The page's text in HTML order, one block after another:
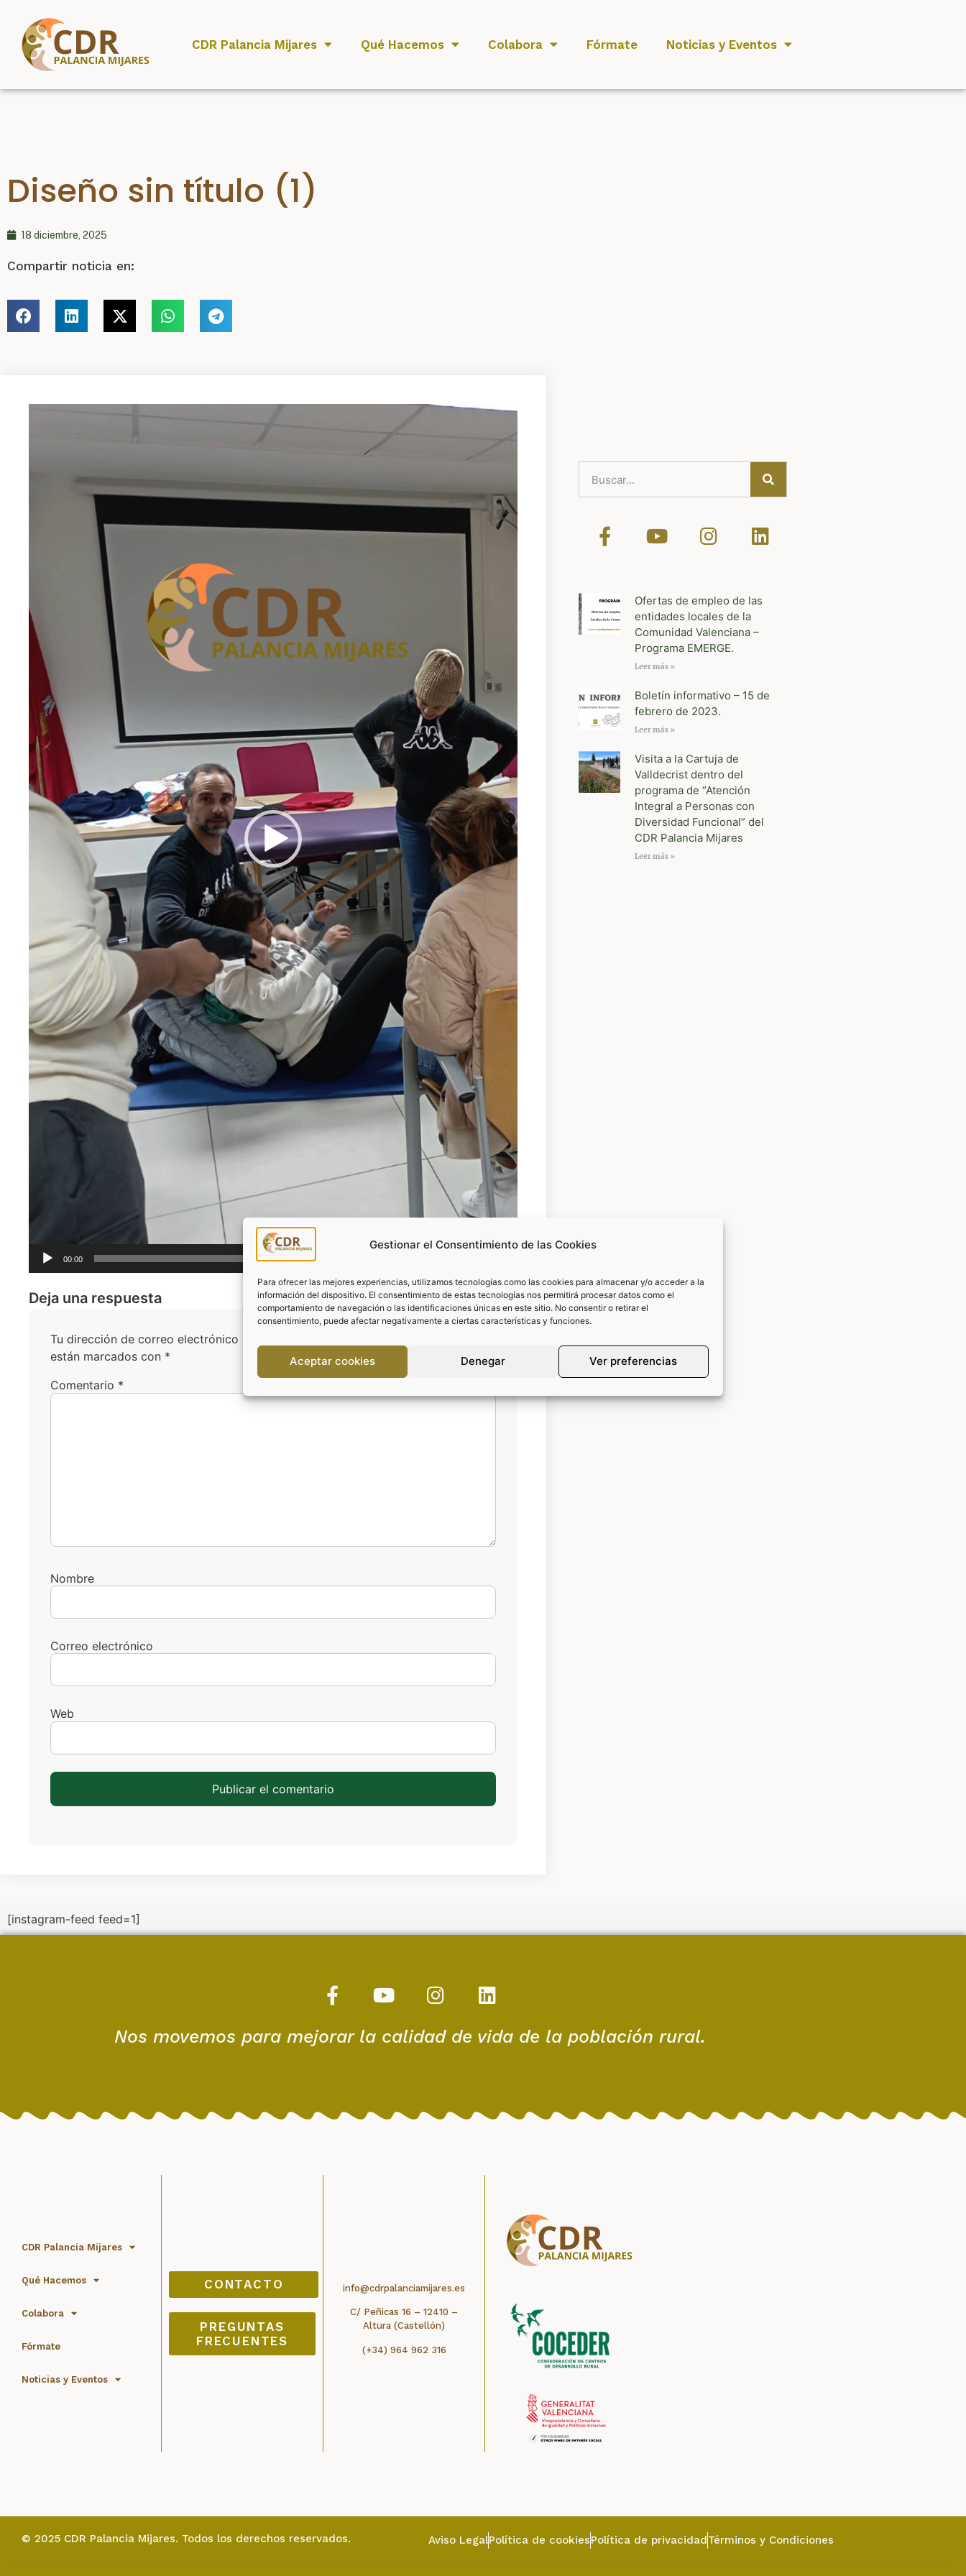
Gestionar el Consentimiento de las Cookies
Para ofrecer las mejores experiencias, utilizamos tecnologías como las cookies para almacenar y/o acceder a la
información del dispositivo. El consentimiento de estas tecnologías nos permitirá procesar datos como el
comportamiento de navegación o las identificaciones únicas en este sitio. No consentir o retirar el
consentimiento, puede afectar negativamente a ciertas características y funciones.
Aceptar cookies Denegar Ver preferencias
CDR Palancia Mijares Qué Hacemos Colabora Fórmate Noticias y Eventos
Diseño sin título (1)
18 diciembre, 2025
Compartir noticia en:
00:00
Deja una respuesta
Tu dirección de correo electrónico no será publicada.
están marcados con *
Comentario *
Nombre
Correo electrónico
Web
Ofertas de empleo de las
entidades locales de la
Comunidad Valenciana –
Programa EMERGE.
Leer más »
Boletín informativo – 15 de
febrero de 2023.
Leer más »
Visita a la Cartuja de
Valldecrist dentro del
programa de “Atención
Integral a Personas con
Diversidad Funcional” del
CDR Palancia Mijares
Leer más »
[instagram-feed feed=1]
Nos movemos para mejorar la calidad de vida de la población rural.
CDR Palancia Mijares
Qué Hacemos
Colabora
Fórmate
Noticias y Eventos
CONTACTO
PREGUNTAS
FRECUENTES
info@cdrpalanciamijares.es
C/ Peñicas 16 – 12410 –
Altura (Castellón)
(+34) 964 962 316
© 2025 CDR Palancia Mijares. Todos los derechos reservados. Aviso LegalPolítica de cookiesPolítica de privacidad Términos y Condiciones